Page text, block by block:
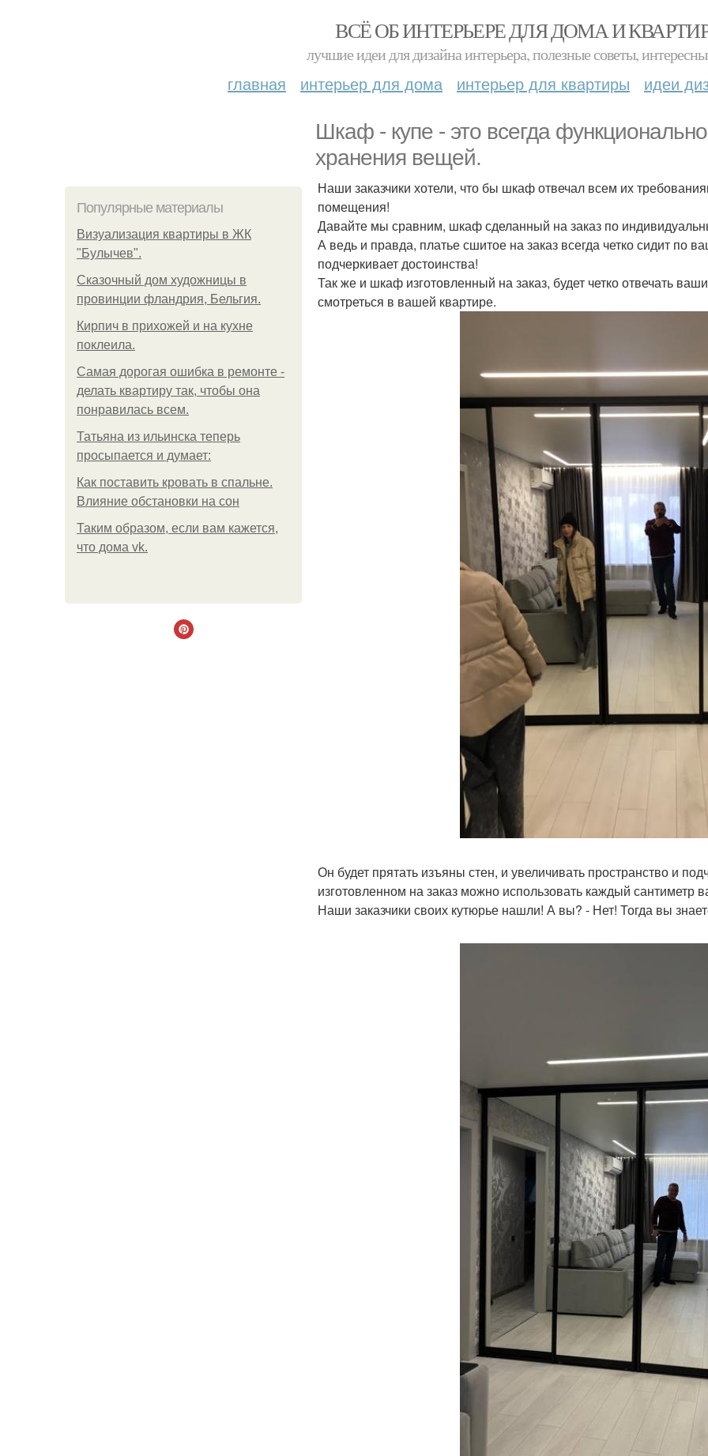
ВСЁ ОБ ИНТЕРЬЕРЕ ДЛЯ ДОМА И
лучшие идеи для дизайна интерьера, полезные советы,
главная интерьер для дома интерьер для квартиры идеи
Шкаф - купе - это всегда
хранения вещей.
Популярные материалы
Визуализация квартиры в ЖК
"Булычев".
Сказочный дом художницы в
провинции фландрия, Бельгия.
Кирпич в прихожей и на кухне
поклеила.
Самая дорогая ошибка в ремонте -
делать квартиру так, чтобы она
понравилась всем.
Татьяна из ильинска теперь
просыпается и думает:
Как поставить кровать в спальне.
Влияние обстановки на сон
Таким образом, если вам кажется,
что дома vk.
Наши заказчики хотели, что бы шкаф отвечал всем их
помещения!
Давайте мы сравним, шкаф сделанный на заказ по
А ведь и правда, платье сшитое на заказ всегда четко сидит по
подчеркивает достоинства!
Так же и шкаф изготовленный на заказ, будет четко отвечать
смотреться в вашей квартире.
Он будет прятать изъяны стен, и увеличивать пространство и
изготовленном на заказ можно использовать каждый сантиметр
Наши заказчики своих кутюрье нашли! А вы? - Нет! Тогда вы